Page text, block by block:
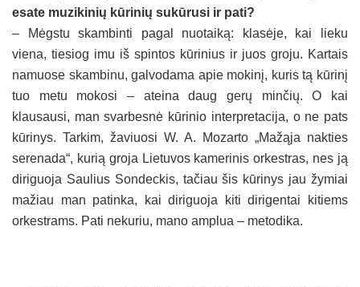
esate muzikinių kūrinių sukūrusi ir pati?
– Mėgstu skambinti pagal nuotaiką: klasėje, kai lieku
viena, tiesiog imu iš spintos kūrinius ir juos groju. Kartais
namuose skambinu, galvodama apie mokinį, kuris tą kūrinį
tuo metu mokosi – ateina daug gerų minčių. O kai
klausausi, man svarbesnė kūrinio interpretacija, o ne pats
kūrinys. Tarkim, žaviuosi W. A. Mozarto „Mažąja nakties
serenada“, kurią groja Lietuvos kamerinis orkestras, nes ją
diriguoja Saulius Sondeckis, tačiau šis kūrinys jau žymiai
mažiau man patinka, kai diriguoja kiti dirigentai kitiems
orkestrams. Pati nekuriu, mano amplua – metodika.